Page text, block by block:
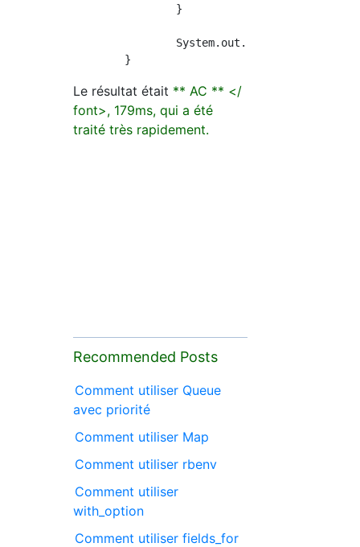
Le résultat était ** AC ** </
font>, 179ms, qui a été
traité très rapidement.
Recommended Posts
Comment utiliser Queue
avec priorité
Comment utiliser Map
Comment utiliser rbenv
Comment utiliser
with_option
Comment utiliser fields_for